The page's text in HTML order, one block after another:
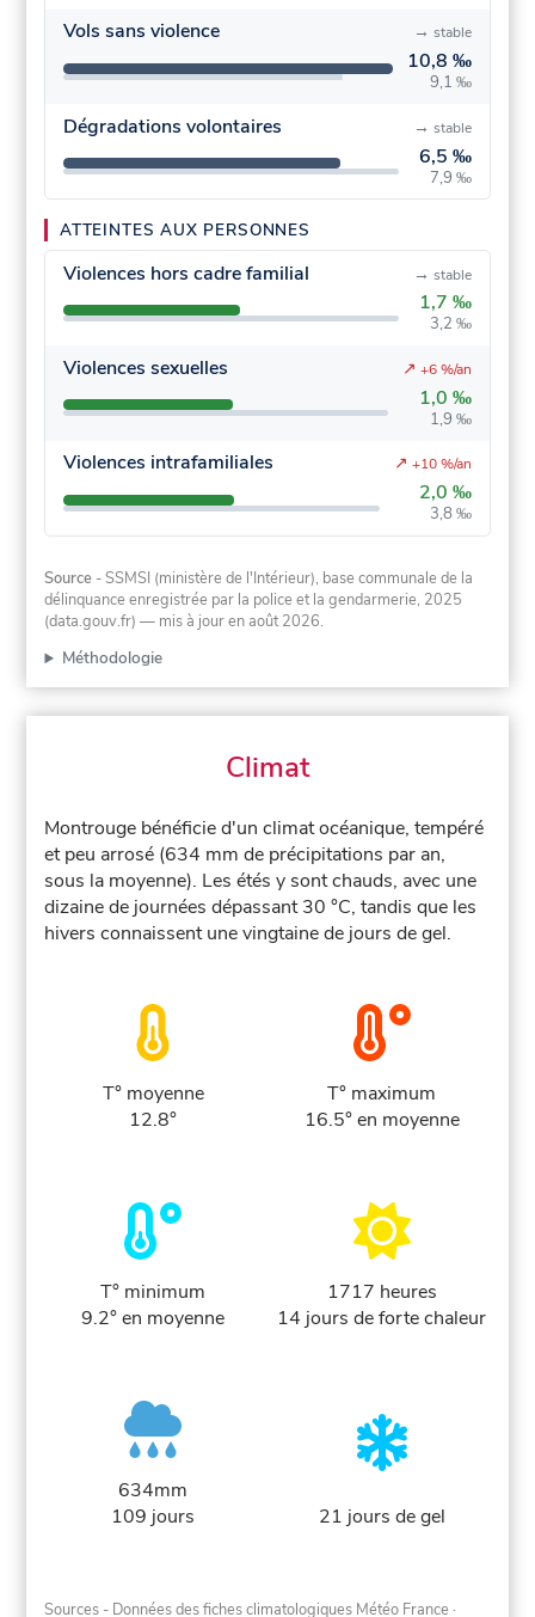
Vols sans violence
10,8 ‰
9,1 ‰
→ stable
Dégradations volontaires
6,5 ‰
7,9 ‰
→ stable
ATTEINTES AUX PERSONNES
Violences hors cadre familial
1,7 ‰
3,2 ‰
→ stable
Violences sexuelles
1,0 ‰
1,9 ‰
↗ +6 %/an
Violences intrafamiliales
2,0 ‰
3,8 ‰
↗ +10 %/an
Source - SSMSI (ministère de l'Intérieur), base communale de la
délinquance enregistrée par la police et la gendarmerie, 2025
(data.gouv.fr) — mis à jour en août 2026.
Méthodologie
Climat
Montrouge bénéficie d'un climat océanique, tempéré
et peu arrosé (634 mm de précipitations par an,
sous la moyenne). Les étés y sont chauds, avec une
dizaine de journées dépassant 30 °C, tandis que les
hivers connaissent une vingtaine de jours de gel.
T° moyenne
12.8°
T° maximum
16.5° en moyenne
T° minimum
9.2° en moyenne
1717 heures
14 jours de forte chaleur
634mm
109 jours
21 jours de gel
Sources - Données des fiches climatologiques Météo France ·